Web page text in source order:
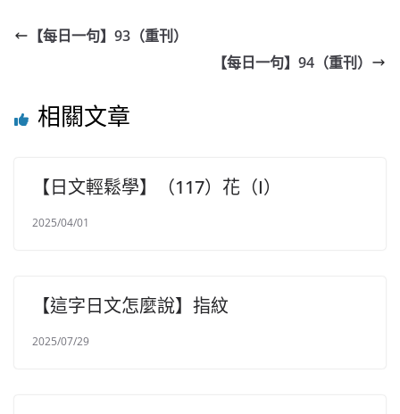
【每日一句】93（重刊）
【每日一句】94（重刊）
相關文章
【日文輕鬆學】（117）花（I）
2025/04/01
【這字日文怎麼說】指紋
2025/07/29